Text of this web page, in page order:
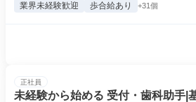
業界未経験歓迎 歩合給あり +31個
正社員
未経験から始める 受付・歯科助手|